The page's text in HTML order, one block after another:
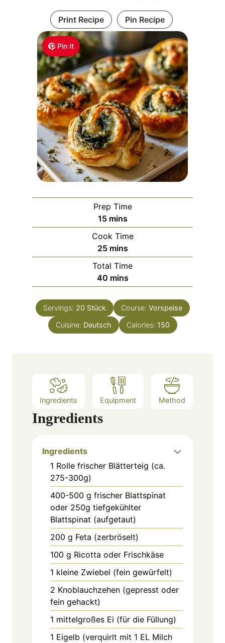
Pin It
Print Recipe Pin Recipe
Prep Time
15m
i
n
u
t
e
s
mins
Cook Time
25m
i
n
u
s
mins
Total Time
40m
i
n
u
t
mins
Servings: 20 Stück Course: Vorspeise
Cuisine: Deutsch Calories: 150
Ingredients Equipment Method
Ingredients
Ingredients
1 Rolle frischer Blätterteig (ca.
275-300g)
400-500 g frischer Blattspinat
oder 250g tiefgekühlter
Blattspinat (aufgetaut)
200 g Feta (zerbröselt)
100 g Ricotta oder Frischkäse
1 kleine Zwiebel (fein gewürfelt)
2 Knoblauchzehen (gepresst oder
fein gehackt)
1 mittelgroßes Ei (für die Füllung)
1 Eigelb (verquirlt mit 1 EL Milch